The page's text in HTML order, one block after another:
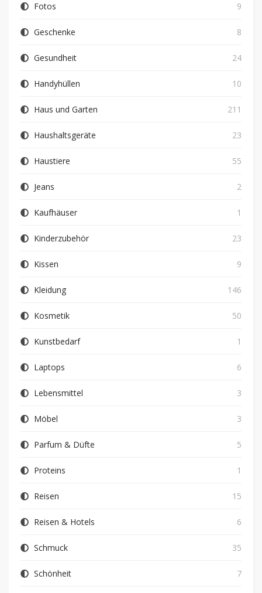
Fotos 9
Geschenke 8
Gesundheit 24
Handyhüllen 10
Haus und Garten 211
Haushaltsgeräte 23
Haustiere 55
Jeans 2
Kaufhäuser 1
Kinderzubehör 23
Kissen 9
Kleidung 146
Kosmetik 50
Kunstbedarf 1
Laptops 6
Lebensmittel 3
Möbel 3
Parfum & Düfte 5
Proteins 1
Reisen 15
Reisen & Hotels 6
Schmuck 35
Schönheit 7